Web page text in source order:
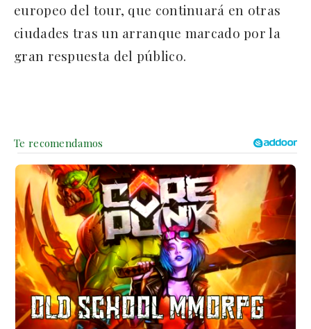
europeo del tour, que continuará en otras
ciudades tras un arranque marcado por la
gran respuesta del público.